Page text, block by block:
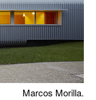
Marcos Morilla.